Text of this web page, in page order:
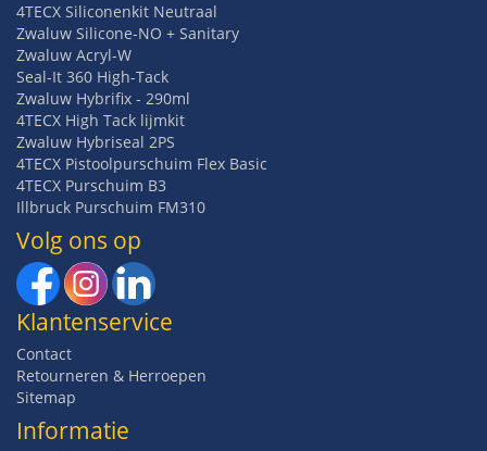
4TECX Siliconenkit Neutraal
Zwaluw Silicone-NO + Sanitary
Zwaluw Acryl-W
Seal-It 360 High-Tack
Zwaluw Hybrifix - 290ml
4TECX High Tack lijmkit
Zwaluw Hybriseal 2PS
4TECX Pistoolpurschuim Flex Basic
4TECX Purschuim B3
Illbruck Purschuim FM310
Volg ons op
Klantenservice
Contact
Retourneren & Herroepen
Sitemap
Informatie